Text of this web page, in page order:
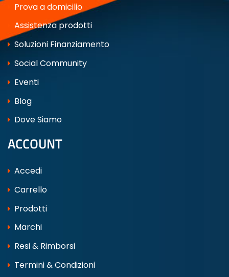
Prova a domicilio
Assistenza prodotti
Soluzioni Finanziamento
Social Community
Eventi
Blog
Dove Siamo
ACCOUNT
Accedi
Carrello
Prodotti
Marchi
Resi & Rimborsi
Termini & Condizioni